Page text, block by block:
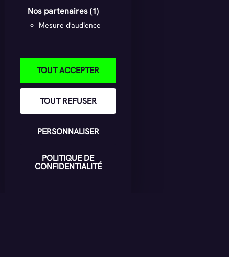
Nos partenaires(1)
Mesure d'audience
TOUT ACCEPTER
TOUT REFUSER
PERSONNALISER
POLITIQUE DE
CONFIDENTIALITÉ